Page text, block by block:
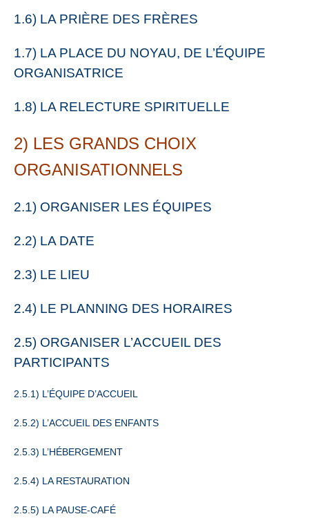
1.6) LA PRIÈRE DES FRÈRES
1.7) LA PLACE DU NOYAU, DE L’ÉQUIPE
ORGANISATRICE
1.8) LA RELECTURE SPIRITUELLE
2) LES GRANDS CHOIX
ORGANISATIONNELS
2.1) ORGANISER LES ÉQUIPES
2.2) LA DATE
2.3) LE LIEU
2.4) LE PLANNING DES HORAIRES
2.5) ORGANISER L’ACCUEIL DES
PARTICIPANTS
2.5.1) L’ÉQUIPE D’ACCUEIL
2.5.2) L’ACCUEIL DES ENFANTS
2.5.3) L’HÉBERGEMENT
2.5.4) LA RESTAURATION
2.5.5) LA PAUSE-CAFÉ